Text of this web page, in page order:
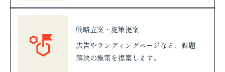
戦略立案・施策提案
広告やランディングページなど、課題
解決の施策を提案します。